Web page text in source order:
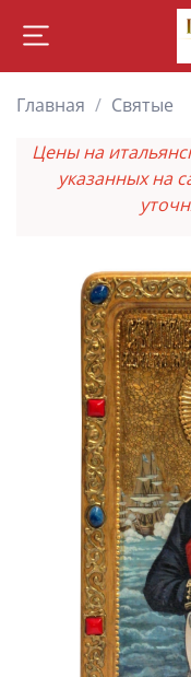
Главная
Святые
Цены на
указанных на